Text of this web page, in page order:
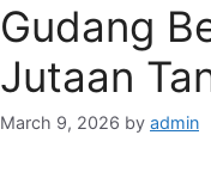
Gudang
Jutaan
March 9, 2026 by admin